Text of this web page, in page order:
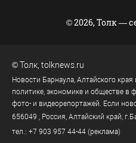
© 2026, Толк —
©Толк tolknews.ru
Новости Барнаула, Алтайского
политике, экономике и обществе в
фото- и видеорепортажей. Если
656049
, Россия, Алтайский край, г.
тел.: +7 903 957 44-44 (реклама)